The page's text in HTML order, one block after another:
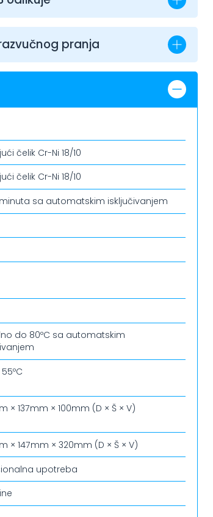
pranja
čelik Cr-Ni 18/10
čelik Cr-Ni 18/10
sa automatskim isključivanjem
do 80ºC sa automatskim
× 137mm × 100mm (D × Š × V)
× 147mm × 320mm (D × Š × V)
upotreba